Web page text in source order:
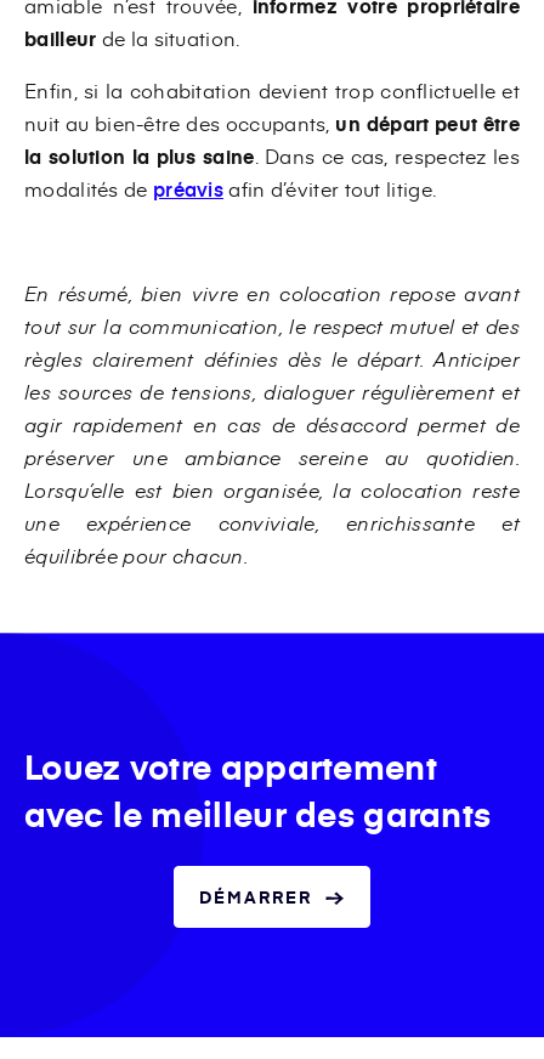
informez votre propriétaire
bailleur de la situation.
Enfin, si la cohabitation devient trop conflictuelle et
nuit au bien-être des occupants, un départ peut être
la solution la plus saine . Dans ce cas, respectez les
modalités de préavisafin d’éviter tout litige.
En résumé, bien vivre en colocation repose avant
tout sur la communication, le respect mutuel et des
règles clairement définies dès le départ. Anticiper
les sources de tensions, dialoguer régulièrement et
agir rapidement en cas de désaccord permet de
préserver une ambiance sereine au quotidien.
Lorsqu’elle est bien organisée, la colocation reste
une expérience conviviale, enrichissante et
équilibrée pour chacun.
Louez votre appartement
avec le meilleur des garants
DÉMARRER